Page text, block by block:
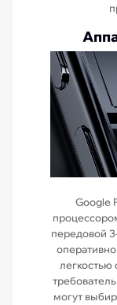
Google
передовой
легкостью
могут